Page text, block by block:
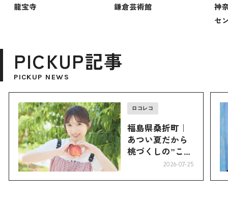
龍宝寺 鎌倉芸術館
神
セ
PICKUP記事
PICKUP NEWS
ロコレコ
福島県桑折町｜
あつい夏だから
桃づくしの”こお
2026-07-25